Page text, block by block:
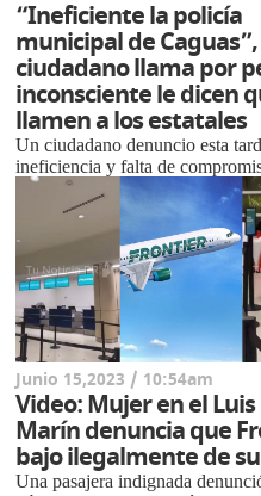
“Ineficiente la policía
municipal de Caguas”,
ciudadano llama por
inconsciente le dicen
llamen a los estatales
Un ciudadano denuncio esta
ineficiencia y falta de
seguridad publica por parte de la
municipal de Caguas. Según
ciudadano cerc...
Junio 15,2023 / 10:54am
Video: Mujer en el
Marín denuncia que
bajo ilegalmente de
Una pasajera indignada